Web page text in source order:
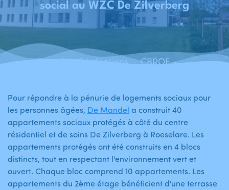
Accueil - Réalisations - CBROE - CBO 2007 - 40 logements sociaux adossants à la MRS De Zilverberg - Roeselare
social au WZC De Zilverberg
Pour répondre à la pénurie de logements sociaux pour
les personnes âgées, De Mandel a construit 40
appartements sociaux protégés à côté du centre
résidentiel et de soins De Zilverberg à Roeselare. Les
appartements protégés ont été construits en 4 blocs
distincts, tout en respectant l'environnement vert et
ouvert. Chaque bloc comprend 10 appartements. Les
appartements du 2ème étage bénéficient d'une terrasse